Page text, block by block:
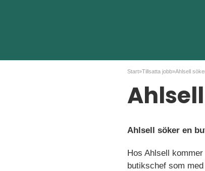
Start»Tillsatta jobb»Ahlsell
Ahlsell söker en
Hos Ahlsell
butikschef som